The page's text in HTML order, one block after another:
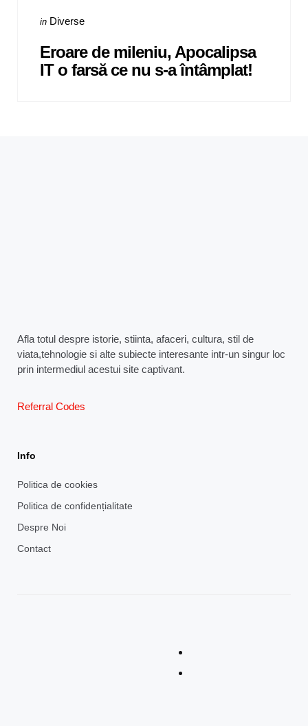
Categories
Posted
in Diverse
Eroare de mileniu, Apocalipsa
IT o farsă ce nu s-a întâmplat!
Afla totul despre istorie, stiinta, afaceri, cultura, stil de
viata,tehnologie si alte subiecte interesante intr-un singur loc
prin intermediul acestui site captivant.
Referral Codes
Info
Politica de cookies
Politica de confidențialitate
Despre Noi
Contact